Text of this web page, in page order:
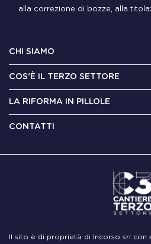
alla correzione di bozze, alla
CHI SIAMO
COS'È IL TERZO SETTORE
LA RIFORMA IN PILLOLE
CONTATTI
Il sito è di proprietà di Incorso srl con